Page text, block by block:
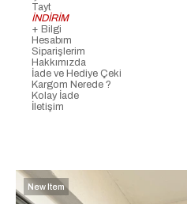
Tayt
İNDİRİM
+ Bilgi
Hesabım
Siparişlerim
Hakkımızda
İade ve Hediye Çeki
Kargom Nerede ?
Kolay İade
İletişim
New Item